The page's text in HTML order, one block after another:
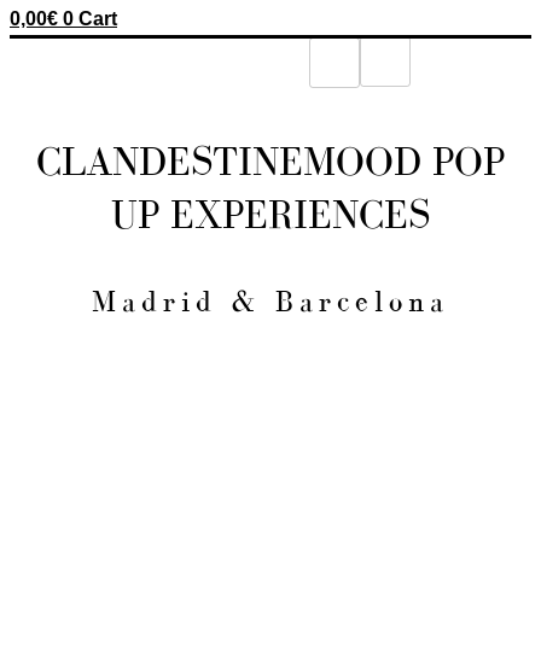
0,00€ 0 Cart
CLANDESTINEMOOD POP
UP EXPERIENCES
Madrid & Barcelona